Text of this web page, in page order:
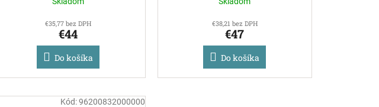
€35,77 bez DPH
€44
Do košíka
€38,21 bez DPH
€47
Do košíka
Kód:96200832000000